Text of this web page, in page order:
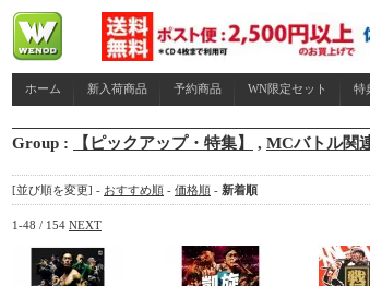
ホーム 新入荷商品 予約商品 WN限定セット 特
Group : 【ピックアップ・特集】 , MCバトル関
[並び順を変更] - おすすめ順 - 価格順 - 新着順
1-48 / 154 NEXT